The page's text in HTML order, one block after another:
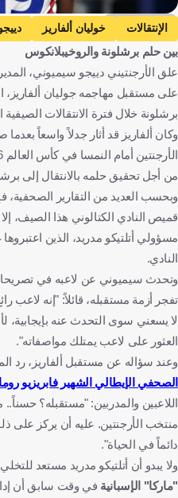
Getty Images
الإنتقالات خوليان ألفاريز
برشلونة
الأرجنتين ضد كاب
كاب فيردي
كأس العالم
الرأس الأخضر
الولايات المتحدة
بين حلم برشلونة والروخيبلانكوس
علق الأرجنتيني دييجو سيميوني،
على مستقبل مهاجمه جوليان ألفاريز،
برشلونة خلال فترة الانتقالات الصيفية
وكان ألفاريز قد أثار جدلاً واسعاً
من أجل تحقيق حلمه بالانتقال إلى
وبحسب العديد من التقارير الصحفية،
قميص النادي الكتالوني هذا الصيف،
مسؤولي أتلتيكو مدريد، الذين
النادي.
وتحدث سيميوني عن لاعبه في
تفجر أزمة مستقبله، قائلاً: "إنه لاعب
لا يسعني سوى التحدث عنه بإيجابية،
العثور على لاعب يمتلك مواصفاته".
وعند سؤاله عن مستقبل ألفاريز، رد
الصحفي الإيطالي الشهير فابريزيو
اللاعبين والمدربين: "مستقبله؟ حسناً..
منتخب الأرجنتين. عليه أن يركز على
دائماً في الحياة".
ولا يبدو أن أتلتيكو مدريد مستعد
"ماركا" الإسبانية في وقت سابق أن